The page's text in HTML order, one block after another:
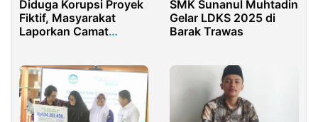
Diduga Korupsi Proyek
Fiktif, Masyarakat
Laporkan Camat
SMK Sunanul Muhtadin
Gelar LDKS 2025 di
Barak Trawas